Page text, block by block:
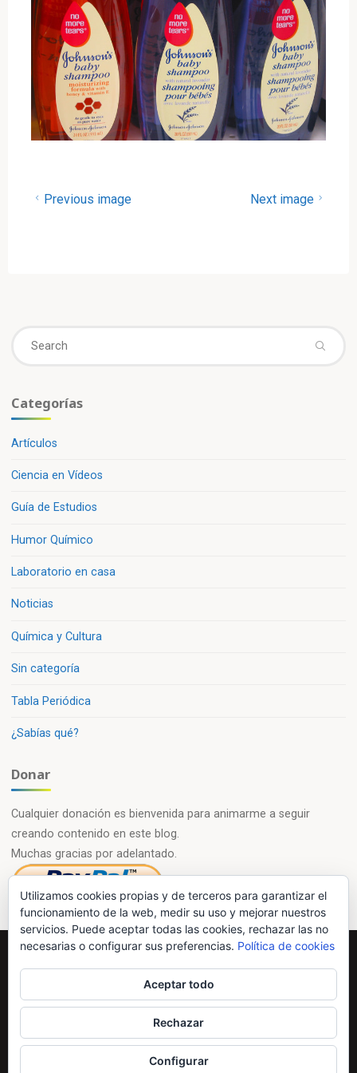
Previous image Next image
Categorías
Artículos
Ciencia en Vídeos
Guía de Estudios
Humor Químico
Laboratorio en casa
Noticias
Química y Cultura
Sin categoría
Tabla Periódica
¿Sabías qué?
Donar
Cualquier donación es bienvenida para animarme a seguir
creando contenido en este blog.
Muchas gracias por adelantado.
©2026 Química en casa.com
Utilizamos cookies propias y de terceros para garantizar el
funcionamiento de la web, medir su uso y mejorar nuestros
servicios. Puede aceptar todas las cookies, rechazar las no
necesarias o configurar sus preferencias. Política de cookies
Aceptar todo
Rechazar
Configurar